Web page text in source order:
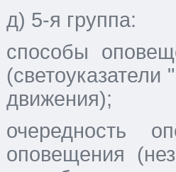
д) 5-я группа:
способы
(светоуказатели
движения);
очередность
оповещения